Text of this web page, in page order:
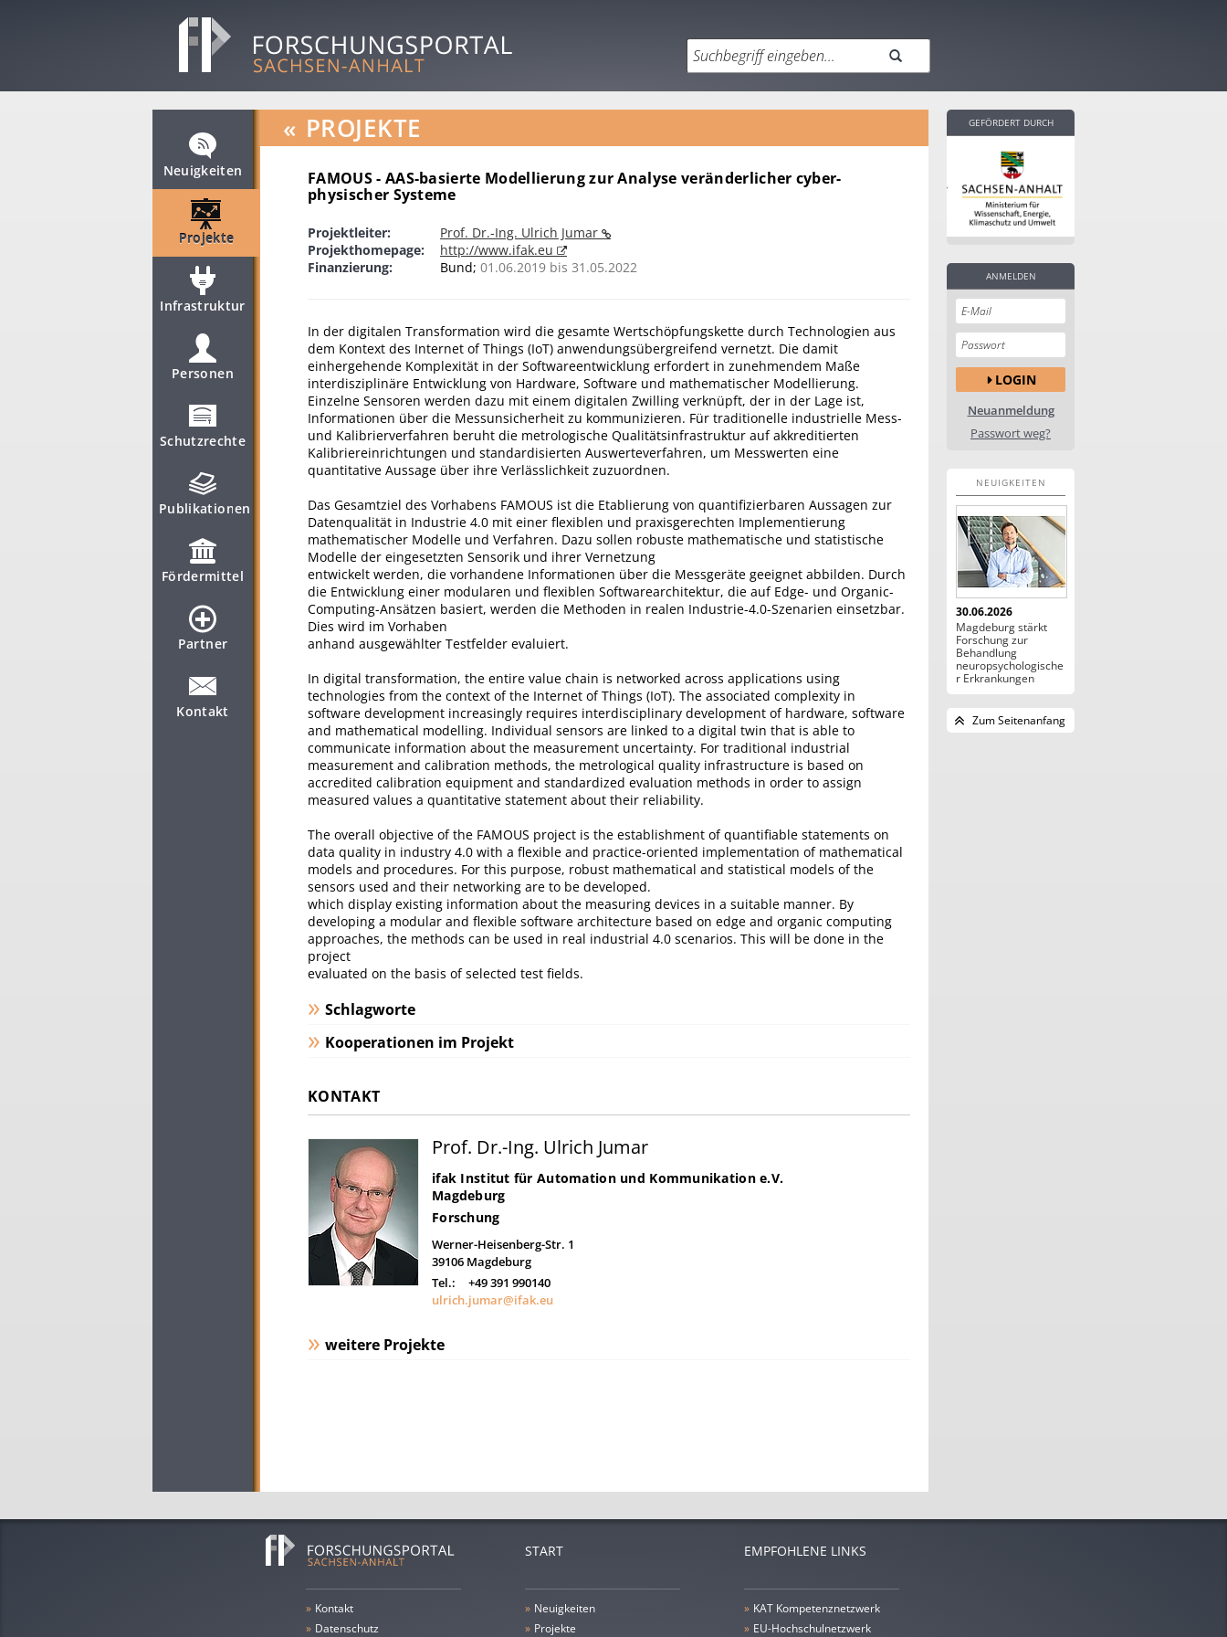
Neuigkeiten
Projekte
Infrastruktur
Personen
Schutzrechte
Publikationen
Fördermittel
Partner
Kontakt
« PROJEKTE
FAMOUS - AAS-basierte Modellierung zur Analyse veränderlicher cyber-
physischer Systeme
Projektleiter:
Prof. Dr.-Ing. Ulrich Jumar
Projekthomepage:
http://www.ifak.eu
Finanzierung:
Bund; 01.06.2019 bis 31.05.2022
In der digitalen Transformation wird die gesamte Wertschöpfungskette durch Technologien aus
dem Kontext des Internet of Things (IoT) anwendungsübergreifend vernetzt. Die damit
einhergehende Komplexität in der Softwareentwicklung erfordert in zunehmendem Maße
interdisziplinäre Entwicklung von Hardware, Software und mathematischer Modellierung.
Einzelne Sensoren werden dazu mit einem digitalen Zwilling verknüpft, der in der Lage ist,
Informationen über die Messunsicherheit zu kommunizieren. Für traditionelle industrielle Mess-
und Kalibrierverfahren beruht die metrologische Qualitätsinfrastruktur auf akkreditierten
Kalibriereinrichtungen und standardisierten Auswerteverfahren, um Messwerten eine
quantitative Aussage über ihre Verlässlichkeit zuzuordnen.
Das Gesamtziel des Vorhabens FAMOUS ist die Etablierung von quantifizierbaren Aussagen zur
Datenqualität in Industrie 4.0 mit einer flexiblen und praxisgerechten Implementierung
mathematischer Modelle und Verfahren. Dazu sollen robuste mathematische und statistische
Modelle der eingesetzten Sensorik und ihrer Vernetzung
entwickelt werden, die vorhandene Informationen über die Messgeräte geeignet abbilden. Durch
die Entwicklung einer modularen und flexiblen Softwarearchitektur, die auf Edge- und Organic-
Computing-Ansätzen basiert, werden die Methoden in realen Industrie-4.0-Szenarien einsetzbar.
Dies wird im Vorhaben
anhand ausgewählter Testfelder evaluiert.
In digital transformation, the entire value chain is networked across applications using
technologies from the context of the Internet of Things (IoT). The associated complexity in
software development increasingly requires interdisciplinary development of hardware, software
and mathematical modelling. Individual sensors are linked to a digital twin that is able to
communicate information about the measurement uncertainty. For traditional industrial
measurement and calibration methods, the metrological quality infrastructure is based on
accredited calibration equipment and standardized evaluation methods in order to assign
measured values a quantitative statement about their reliability.
The overall objective of the FAMOUS project is the establishment of quantifiable statements on
data quality in industry 4.0 with a flexible and practice-oriented implementation of mathematical
models and procedures. For this purpose, robust mathematical and statistical models of the
sensors used and their networking are to be developed.
which display existing information about the measuring devices in a suitable manner. By
developing a modular and flexible software architecture based on edge and organic computing
approaches, the methods can be used in real industrial 4.0 scenarios. This will be done in the
project
evaluated on the basis of selected test fields.
Schlagworte
Kooperationen im Projekt
KONTAKT
Prof. Dr.-Ing. Ulrich Jumar
ifak Institut für Automation und Kommunikation e.V.
Magdeburg
Forschung
Werner-Heisenberg-Str. 1
39106 Magdeburg
Tel.:
+49 391 990140
ulrich.jumar@ifak.eu
weitere Projekte
GEFÖRDERT DURCH
ANMELDEN
LOGIN
Neuanmeldung
Passwort weg?
NEUIGKEITEN
30.06.2026
Magdeburg stärkt
Forschung zur
Behandlung
neuropsychologische
r Erkrankungen
Zum Seitenanfang
»
Kontakt
»
Datenschutz
START
» Neuigkeiten
» Projekte
EMPFOHLENE LINKS
» KAT Kompetenznetzwerk
» EU-Hochschulnetzwerk